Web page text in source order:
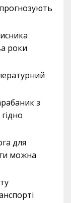
роки
з
для
можна